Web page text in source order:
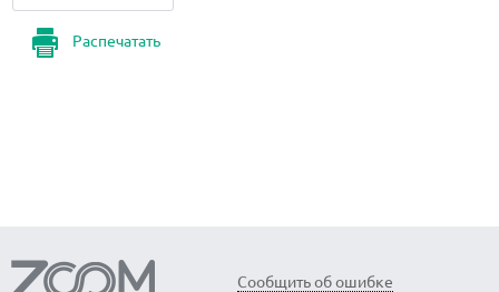
Распечатать
Сообщить об ошибке